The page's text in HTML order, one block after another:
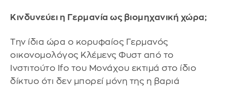
Κινδυνεύει η Γερμανία ως βιομηχανική χώρα;
Την ίδια ώρα ο κορυφαίος Γερμανός
οικονομολόγος Κλέμενς Φυστ από το
Ινστιτούτο Ifo του Μονάχου εκτιμά στο ίδιο
δίκτυο ότι δεν μπορεί μόνη της η βαριά